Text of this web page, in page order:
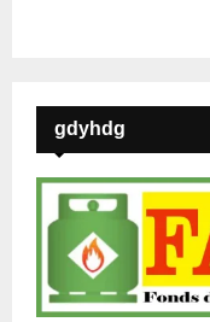
gdyhdg